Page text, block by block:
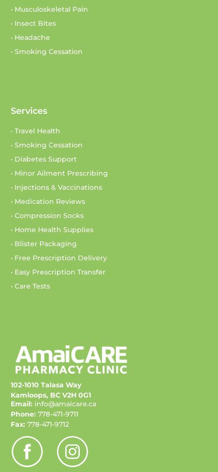
102-1010 Talasa Way
Kamloops, BC V2H 0G1
Email: info@amaicare.ca
Phone: 778-471-9711
Fax: 778-471-9712
Services
• Travel Health
• Smoking Cessation
• Diabetes Support
• Minor Ailment Prescribing
• Injections & Vaccinations
• Medication Reviews
• Compression Socks
• Home Health Supplies
• Blister Packaging
• Free Prescription Delivery
• Easy Prescription Transfer
• Care Tests
• Musculoskeletal Pain
• Insect Bites
• Headache
• Smoking Cessation